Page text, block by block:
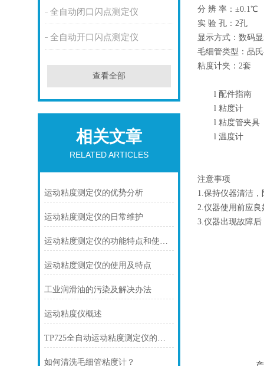
全自动闭口闪点测定仪
全自动开口闪点测定仪
查看全部
相关文章
RELATED ARTICLES
运动粘度测定仪的优势分析
运动粘度测定仪的日常维护
运动粘度测定仪的功能特点和使用方法
运动粘度测定仪的使用及特点
工业润滑油的污染及解决办法
运动粘度仪概述
TP725全自动运动粘度测定仪的使用方法及操作步骤
如何清洗毛细管粘度计？
分 辨 率：±0.1℃
实 验 孔：2孔
显示方式：数码
毛细管类型：品
粘度计夹：2套
l 配件指南
l 粘度计
l 粘度管夹具
l 温度计
注意事项
1.保持仪器清洁
2.仪器使用前应
3.仪器出现故障